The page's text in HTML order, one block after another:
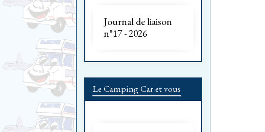
Journal de liaison
n°17 - 2026
Le Camping Car et vous